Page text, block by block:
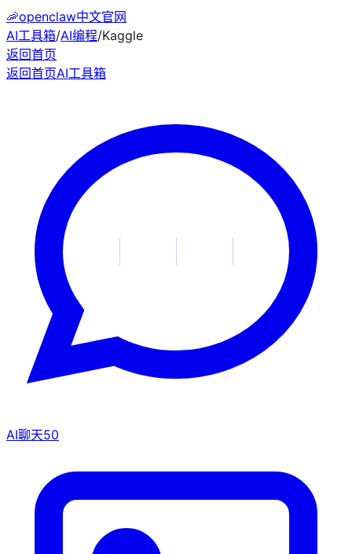
🦐openclaw中文官网
AI工具箱/AI编程/Kaggle
返回首页
返回首页AI工具箱
AI聊天50